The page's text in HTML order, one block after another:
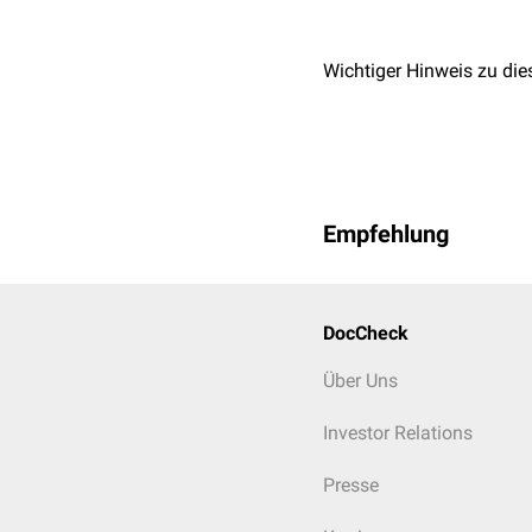
Wichtiger Hinweis zu
Empfehlung
DocCheck
Über Uns
Investor Relations
Presse